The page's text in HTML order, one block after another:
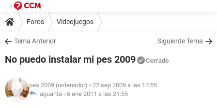
Foros Videojuegos
Tema Anterior Siguiente Tema
No puedo instalar mi pes 2009 Cerrado
pes 2009 (ordenador) - 22 sep 2009 a las 13:55
aguanta - 6 ene 2011 a las 21:55